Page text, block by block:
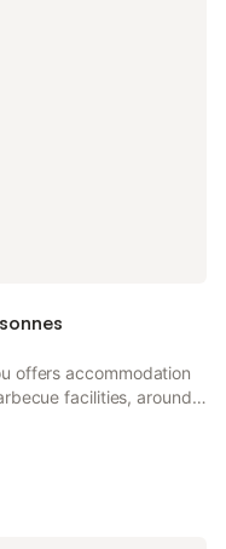
offers accommodation
facilities, around